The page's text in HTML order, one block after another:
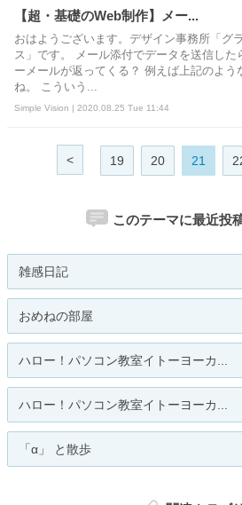
【超・基礎のWeb制作】メー...
おはようございます。デザイン事務所「グ
ス」です。 メール添付でデータを送信した
ーメールが返ってくる？ 例えば上記のよう
ね。 こういう...
Simple Vision | 2020.08.25 Tue 11:44
< 19 20 21
このテーマに最近投
雑感日記
おめねの部屋
ハロー！パソコン教室イトーヨーカ...
ハロー！パソコン教室イトーヨーカ...
「α」 と散歩